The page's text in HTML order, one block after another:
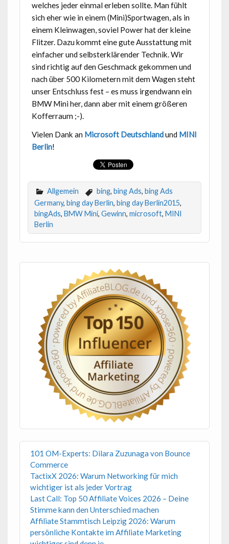
welches jeder einmal erleben sollte. Man fühlt
sich eher wie in einem (Mini)Sportwagen, als in
einem Kleinwagen, soviel Power hat der kleine
Flitzer. Dazu kommt eine gute Ausstattung mit
einfacher und selbsterklärender Technik. Wir
sind richtig auf den Geschmack gekommen und
nach über 500 Kilometern mit dem Wagen steht
unser Entschluss fest – es muss irgendwann ein
BMW Mini her, dann aber mit einem größeren
Kofferraum ;-).
Vielen Dank an Microsoft Deutschlandund MINI
Berlin!
Allgemein bing, bing Ads, bing Ads
Germany, bing day Berlin, bing day Berlin2015,
bingAds, BMW Mini, Gewinn, microsoft, MINI
Berlin
101 OM-Experts: Dilara Zuzunaga von Bounce
Commerce
TactixX 2026: Warum Networking für mich
wichtiger ist als jeder Vortrag
Last Call: Top 50 Affiliate Voices 2026 – Deine
Stimme kann den Unterschied machen
Affiliate Stammtisch Leipzig 2026: Warum
persönliche Kontakte im Affiliate Marketing